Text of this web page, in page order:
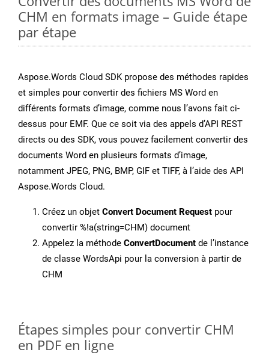
CHM en formats image – Guide étape
par étape
Aspose.Words Cloud SDK propose des méthodes rapides
et simples pour convertir des fichiers MS Word en
différents formats d’image, comme nous l’avons fait ci-
dessus pour EMF. Que ce soit via des appels d’API REST
directs ou des SDK, vous pouvez facilement convertir des
documents Word en plusieurs formats d’image,
notamment JPEG, PNG, BMP, GIF et TIFF, à l’aide des API
Aspose.Words Cloud.
Créez un objet Convert Document Request pour
convertir %!a(string=CHM) document
Appelez la méthode ConvertDocument de l’instance
de classe WordsApi pour la conversion à partir de
CHM
Étapes simples pour convertir CHM
en PDF en ligne